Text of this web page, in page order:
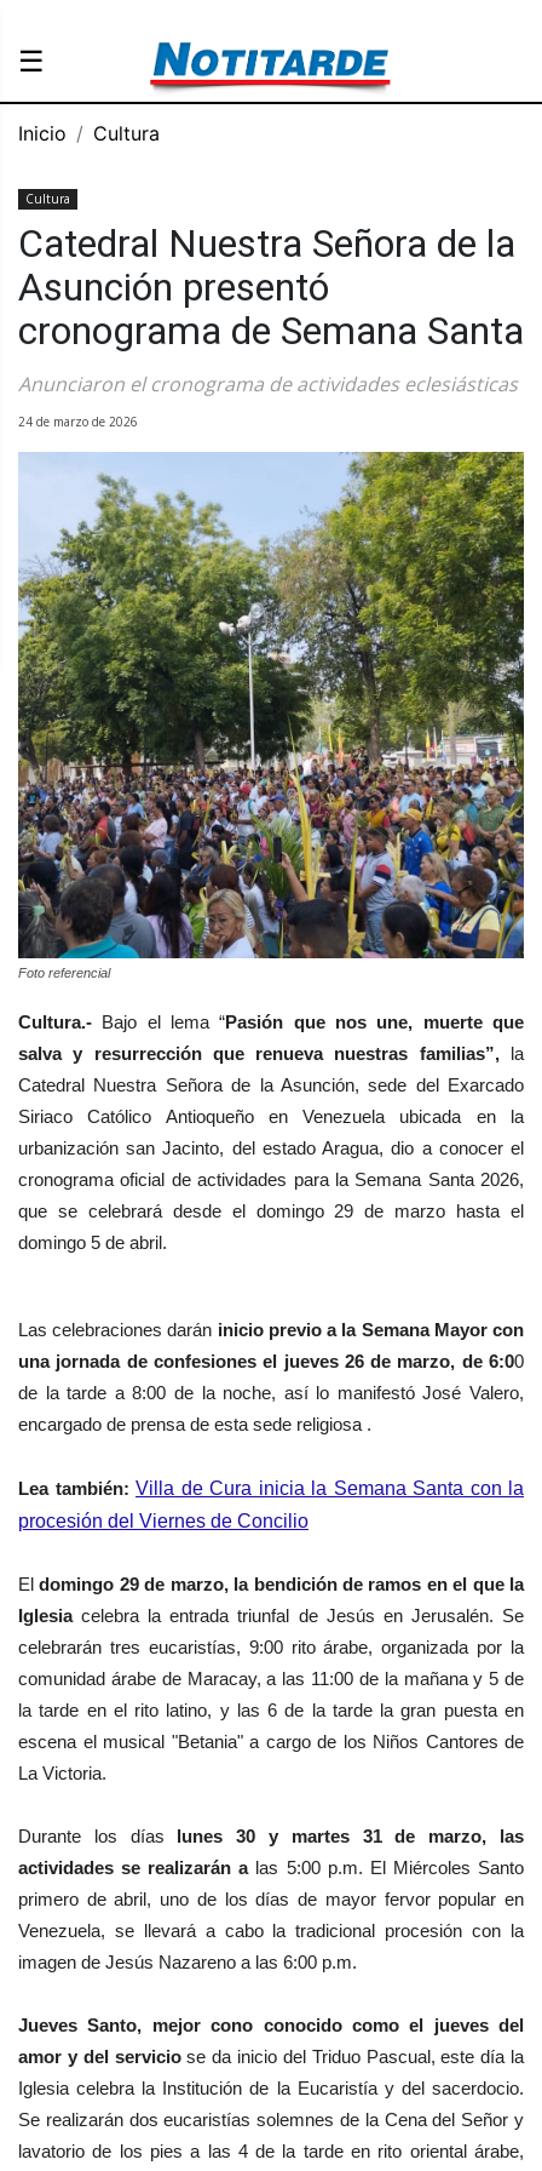
☰
Inicio Cultura
Cultura
Catedral Nuestra Señora de la
Asunción presentó
cronograma de Semana Santa
Anunciaron el cronograma de actividades eclesiásticas
24 de marzo de 2026
Foto referencial
Cultura.- Bajo el lema “Pasión que nos une, muerte que
salva y resurrección que renueva nuestras familias”,la
Catedral Nuestra Señora de la Asunción, sede del Exarcado
Siriaco Católico Antioqueño en Venezuela ubicada en la
urbanización san Jacinto, del estado Aragua, dio a conocer el
cronograma oficial de actividades para la Semana Santa 2026,
que se celebrará desde el domingo 29 de marzo hasta el
domingo 5 de abril.
‎Las celebraciones darán inicio previo a la Semana Mayor con
una jornada de confesiones el jueves 26 de marzo, de 6:00
de la tarde a 8:00 de la noche, así lo manifestó José Valero,
encargado de prensa de esta sede religiosa .
‎Lea también: ‎Villa de Cura inicia la Semana Santa con la
procesión del Viernes de Concilio
‎Eldomingo 29 de marzo, la bendición de ramos en el que la
Iglesiacelebra la entrada triunfal de Jesús en Jerusalén. Se
celebrarán tres eucaristías, 9:00 rito árabe, organizada por la
comunidad árabe de Maracay, a las 11:00 de la mañana y 5 de
la tarde en el rito latino, y las 6 de la tarde la gran puesta en
escena el musical "Betania" a cargo de los Niños Cantores de
La Victoria.
‎Durante los días lunes 30 y martes 31 de marzo, las
actividades se realizarán alas 5:00 p.m. El Miércoles Santo
primero de abril, uno de los días de mayor fervor popular en
Venezuela, se llevará a cabo la tradicional procesión con la
imagen de Jesús Nazareno a las 6:00 p.m.
Jueves Santo, mejor cono conocido como el jueves del
amor y del serviciose da inicio del Triduo Pascual, este día la
Iglesia celebra la Institución de la Eucaristía y del sacerdocio.
Se realizarán dos eucaristías solemnes de la Cena del Señor y
lavatorio de los pies a las 4 de la tarde en rito oriental árabe,